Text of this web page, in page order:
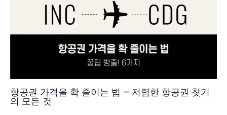
항공권 가격을 확 줄이는 법 – 저렴한 항공권 찾기
의 모든 것